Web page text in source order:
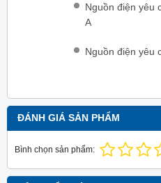
Nguồn điện yêu
A
Nguồn điện yêu
ĐÁNH GIÁ SẢN PHẨM
Bình chọn sản phẩm: